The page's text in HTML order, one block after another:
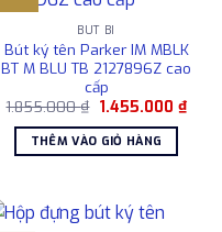
BÚT BI
Bút ký tên Parker IM MBLK
BT M BLU TB 2127896Z cao
cấp
1.855.000₫ Giá
là:
1.855.000 ₫.
1.455.000 ₫Giá
hiện
THÊM VÀO GIỎ HÀNG